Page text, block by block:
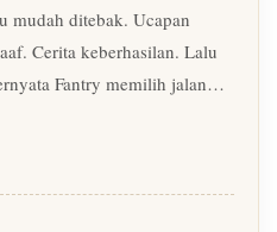
mudah ditebak. Ucapan
Cerita keberhasilan. Lalu
Fantry memilih jalan…